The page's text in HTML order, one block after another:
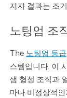
지자 결과는 조
노팅엄 조
The 노팅엄 등급
스템입니다. 이
샘 형성 조직과
마나 비정상적